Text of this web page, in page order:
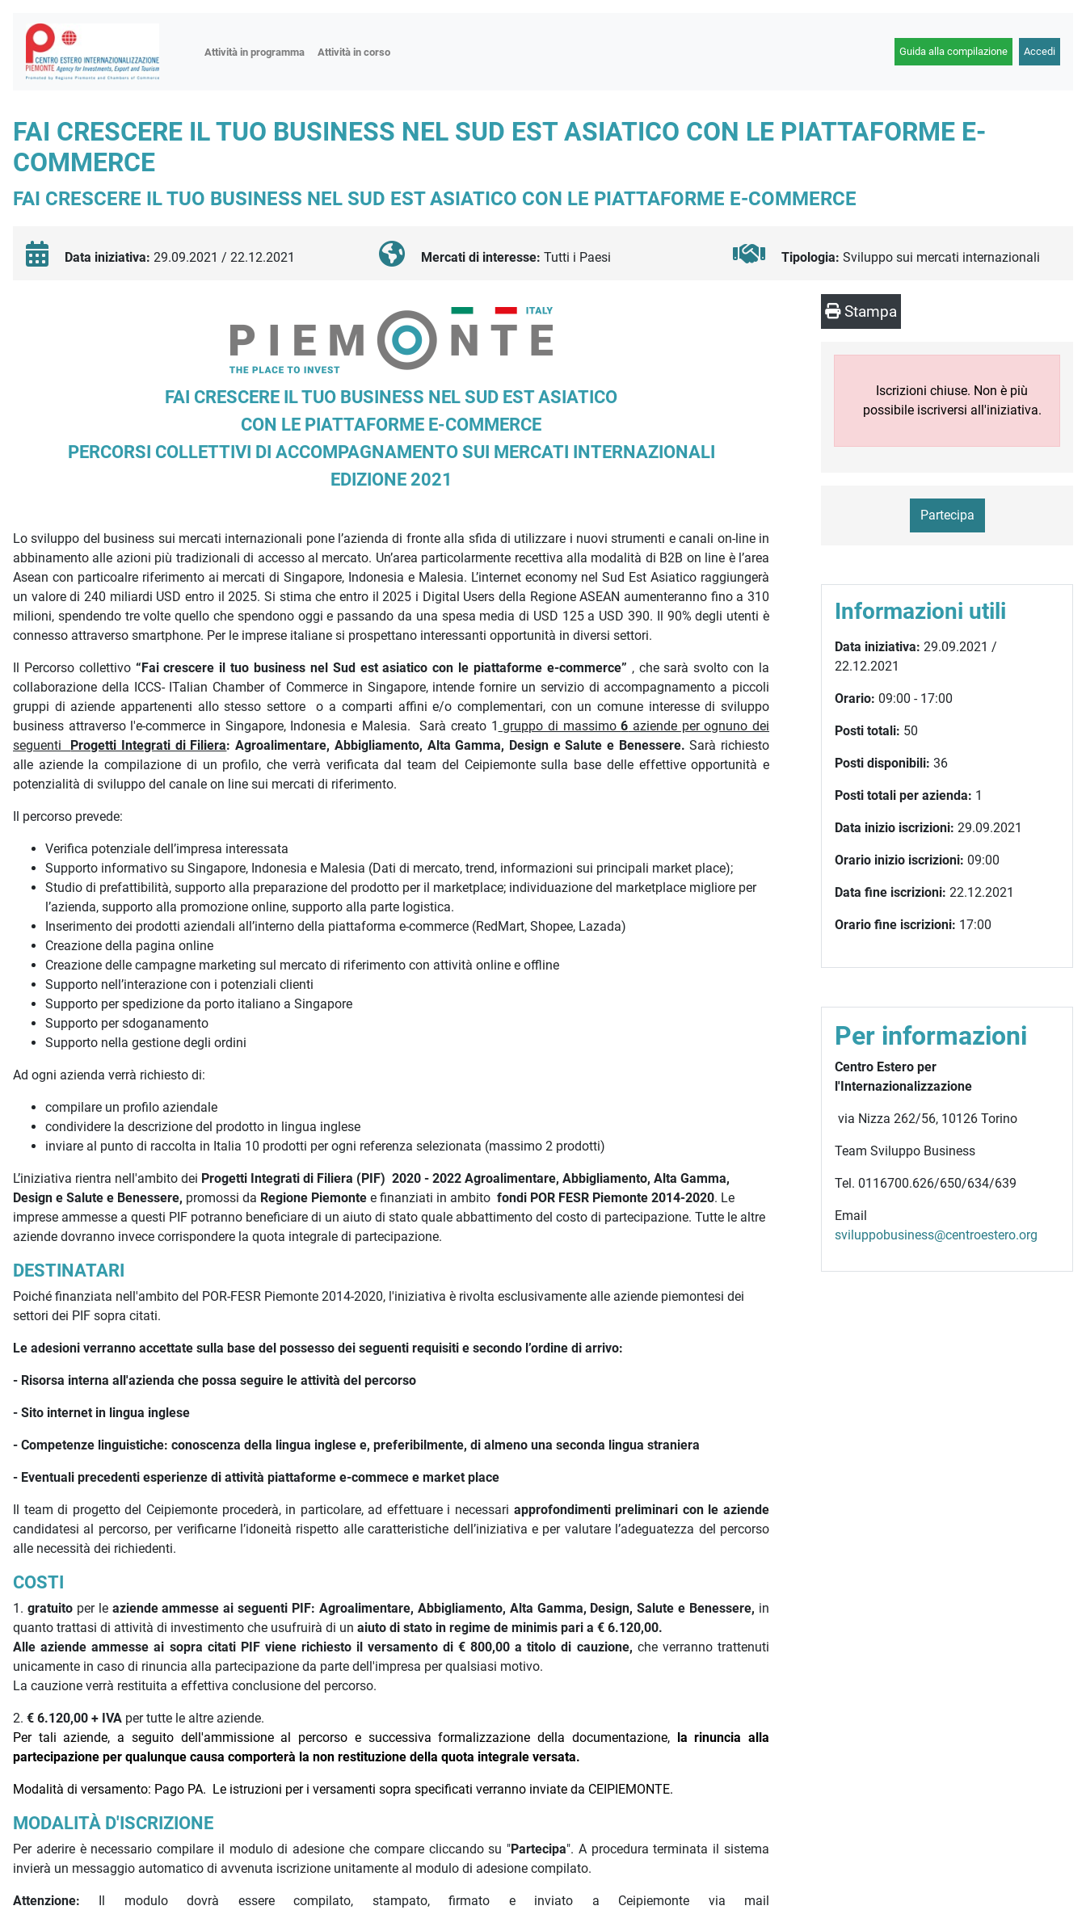
Attività in programma Attività in corso
Fiere
Workshop
Focus tematici
Progetto tender
Guida alla compilazione Accedi
FAI CRESCERE IL TUO BUSINESS NEL SUD EST ASIATICO CON LE PIATTAFORME E-
COMMERCE
FAI CRESCERE IL TUO BUSINESS NEL SUD EST ASIATICO CON LE PIATTAFORME E-COMMERCE
Data iniziativa: 29.09.2021 / 22.12.2021 Mercati di interesse: Tutti i Paesi Tipologia: Sviluppo sui mercati internazionali
Descrizione iniziativaFAI CRESCERE IL TUO BUSINESS NEL SUD EST ASIATICO
CON LE PIATTAFORME E-COMMERCE
PERCORSI COLLETTIVI DI ACCOMPAGNAMENTO SUI MERCATI INTERNAZIONALI
EDIZIONE 2021
Lo sviluppo del business sui mercati internazionali pone l’azienda di fronte alla sfida di utilizzare i nuovi strumenti e canali on-line in
abbinamento alle azioni più tradizionali di accesso al mercato. Un’area particolarmente recettiva alla modalità di B2B on line è l’area
Asean con particoalre riferimento ai mercati di Singapore, Indonesia e Malesia. L’internet economy nel Sud Est Asiatico raggiungerà
un valore di 240 miliardi USD entro il 2025. Si stima che entro il 2025 i Digital Users della Regione ASEAN aumenteranno fino a 310
milioni, spendendo tre volte quello che spendono oggi e passando da una spesa media di USD 125 a USD 390. Il 90% degli utenti è
connesso attraverso smartphone. Per le imprese italiane si prospettano interessanti opportunità in diversi settori.
Il Percorso collettivo “Fai crescere il tuo business nel Sud est asiatico con le piattaforme e-commerce” , che sarà svolto con la
collaborazione della ICCS- ITalian Chamber of Commerce in Singapore, intende fornire un servizio di accompagnamento a piccoli
gruppi di aziende appartenenti allo stesso settore o a comparti affini e/o complementari, con un comune interesse di sviluppo
business attraverso l'e-commerce in Singapore, Indonesia e Malesia.
Sarà creato 1 gruppo di massimo6 aziende per ognuno dei
seguenti Progetti Integrati di Filiera: Agroalimentare, Abbigliamento, Alta Gamma, Design e Salute e Benessere.Sarà richiesto
alle aziende la compilazione di un profilo, che verrà verificata dal team del Ceipiemonte sulla base delle effettive opportunità e
potenzialità di sviluppo del canale on line sui mercati di riferimento.
Il percorso prevede:
Verifica potenziale dell’impresa interessata
Supporto informativo su Singapore, Indonesia e Malesia (Dati di mercato, trend, informazioni sui principali market place);
Studio di prefattibilità, supporto alla preparazione del prodotto per il marketplace; individuazione del marketplace migliore per
l’azienda, supporto alla promozione online, supporto alla parte logistica.
Inserimento dei prodotti aziendali all’interno della piattaforma e-commerce (RedMart, Shopee, Lazada)
Creazione della pagina online
Creazione delle campagne marketing sul mercato di riferimento con attività online e offline
Supporto nell’interazione con i potenziali clienti
Supporto per spedizione da porto italiano a Singapore
Supporto per sdoganamento
Supporto nella gestione degli ordini
Ad ogni azienda verrà richiesto di:
compilare un profilo aziendale
condividere la descrizione del prodotto in lingua inglese
inviare al punto di raccolta in Italia 10 prodotti per ogni referenza selezionata (massimo 2 prodotti)
L’iniziativa rientra nell'ambito dei Progetti Integrati di Filiera (PIF) 2020 - 2022 Agroalimentare, Abbigliamento, Alta Gamma,
Design e Salute e Benessere, promossi da Regione Piemonte e finanziati in ambito fondi POR FESR Piemonte 2014-2020. Le
imprese ammesse a questi PIF potranno beneficiare di un aiuto di stato quale abbattimento del costo di partecipazione. Tutte le altre
aziende dovranno invece corrispondere la quota integrale di partecipazione.
DESTINATARI
Poiché finanziata nell'ambito del POR-FESR Piemonte 2014-2020, l'iniziativa è rivolta esclusivamente alle aziende piemontesi dei
settori dei PIF sopra citati.
Le adesioni verranno accettate sulla base del possesso dei seguenti requisiti e secondo l’ordine di arrivo:
- Risorsa interna all'azienda che possa seguire le attività del percorso
- Sito internet in lingua inglese
- Competenze linguistiche: conoscenza della lingua inglese e, preferibilmente, di almeno una seconda lingua straniera
- Eventuali precedenti esperienze di attività piattaforme e-commece e market place
Il team di progetto del Ceipiemonte procederà, in particolare, ad effettuare i necessari approfondimenti preliminari con le aziende
candidatesi al percorso, per verificarne l’idoneità rispetto alle caratteristiche dell’iniziativa e per valutare l’adeguatezza del percorso
alle necessità dei richiedenti.
COSTI
1. gratuitoper le aziende ammesse ai seguenti PIF: Agroalimentare, Abbigliamento, Alta Gamma, Design, Salute e Benessere, in
quanto trattasi di attività di investimento che usufruirà di un aiuto di stato in regime de minimis pari a € 6.120,00.
Alle aziende ammesse ai sopra citati PIF viene richiesto il versamento di € 800,00 a titolo di cauzione, che verranno trattenuti
unicamente in caso di rinuncia alla partecipazione da parte dell'impresa per qualsiasi motivo.
La cauzione verrà restituita a effettiva conclusione del percorso.
2. € 6.120,00 + IVA per tutte le altre aziende.
Per tali aziende, a seguito dell'ammissione al percorso e successiva formalizzazione della documentazione, la rinuncia alla
partecipazione per qualunque causa comporterà la non restituzione della quota integrale versata.
Modalità di versamento: Pago PA. Le istruzioni per i versamenti sopra specificati verranno inviate da CEIPIEMONTE.
MODALITÀ D'ISCRIZIONE
Per aderire è necessario compilare il modulo di adesione che compare cliccando su "Partecipa". A procedura terminata il sistema
invierà un messaggio automatico di avvenuta iscrizione unitamente al modulo di adesione compilato.
Attenzione: Il modulo dovrà essere compilato, stampato, firmato e inviato a Ceipiemonte via mail
Stampa
Iscrizioni chiuse. Non è più
possibile iscriversi all'iniziativa.
Partecipa
Informazioni utili
Data iniziativa: 29.09.2021 /
22.12.2021
Orario: 09:00 - 17:00
Posti totali: 50
Posti disponibili: 36
Posti totali per azienda: 1
Data inizio iscrizioni: 29.09.2021
Orario inizio iscrizioni: 09:00
Data fine iscrizioni: 22.12.2021
Orario fine iscrizioni: 17:00
Per informazioni
Centro Estero per
l'Internazionalizzazione
via Nizza 262/56, 10126 Torino
Team Sviluppo Business
Tel. 0116700.626/650/634/639
Email
sviluppobusiness@centroestero.org